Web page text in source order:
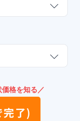
格を知る／
了)